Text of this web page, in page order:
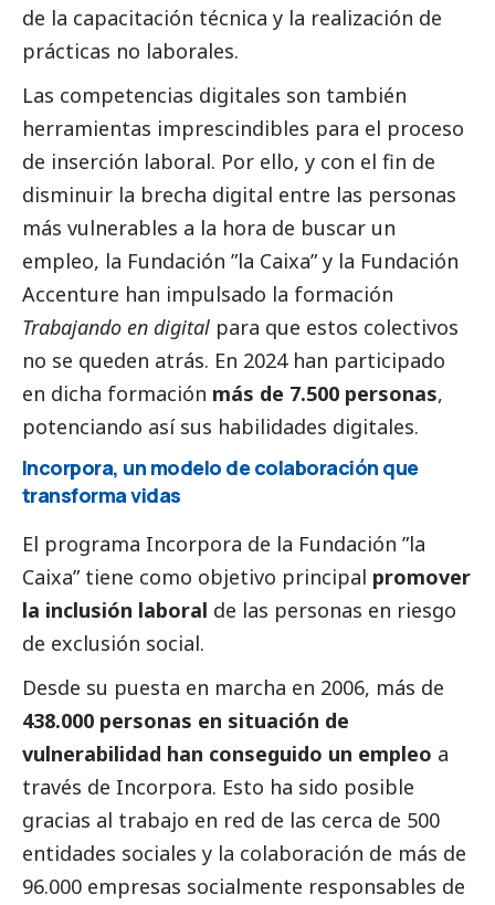
de la capacitación técnica y la realización de
prácticas no laborales.
Las competencias digitales son también
herramientas imprescindibles para el proceso
de inserción laboral. Por ello, y con el fin de
disminuir la brecha digital entre las personas
más vulnerables a la hora de buscar un
empleo, la Fundación ”la Caixa” y la Fundación
Accenture han impulsado la formación
Trabajando en digital para que estos colectivos
no se queden atrás. En 2024 han participado
en dicha formación más de 7.500 personas,
potenciando así sus habilidades digitales.
Incorpora, un modelo de colaboración que
transforma vidas
El programa Incorpora de la Fundación ”la
Caixa” tiene como objetivo principal promover
la inclusión laboral de las personas en riesgo
de exclusión social.
Desde su puesta en marcha en 2006, más de
438.000 personas en situación de
vulnerabilidad han conseguido un empleo a
través de Incorpora. Esto ha sido posible
gracias al trabajo en red de las cerca de 500
entidades sociales y la colaboración de más de
96.000 empresas socialmente responsables de